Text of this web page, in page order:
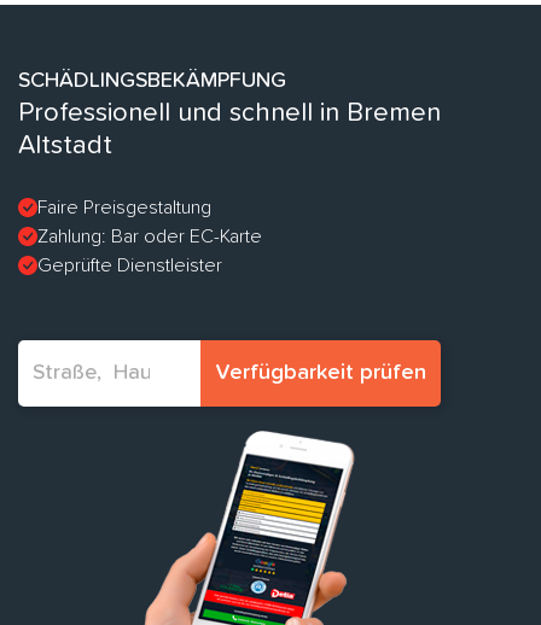
SCHÄDLINGSBEKÄMPFUNG
Professionell und schnell in Bremen
Altstadt
Faire Preisgestaltung
Zahlung: Bar oder EC-Karte
Geprüfte Dienstleister
Verfügbarkeit prüfen